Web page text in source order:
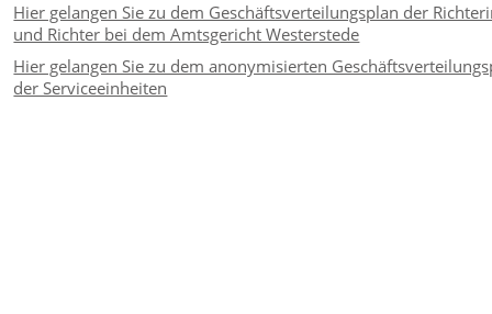
Hier gelangen Sie zu dem Geschäftsverteilungsplan der
und Richter bei dem Amtsgericht Westerstede
Hier gelangen Sie zu dem anonymisierten
der Serviceeinheiten